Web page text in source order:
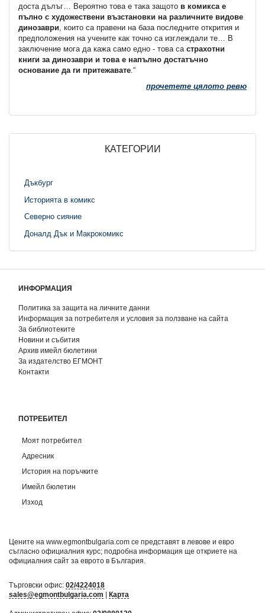
доста дълъг… Вероятно това е така защото в комикса е
пълно с художествени възстановки на различните видове
динозаври, които са правени на база последните открития и
предположения на учените как точно са изглеждали те… В
заключение мога да кажа само едно - това са страхотни
книги за динозаври и това е напълно достатъчно
основание да ги притежавате.“
прочетете цялото ревю
КАТЕГОРИИ
Дъкбург
Историята в комикс
Северно сияние
Доналд Дък и Макрокомикс
ИНФОРМАЦИЯ
Политика за защита на личните данни
Информация за потребителя и условия за ползване на сайта
За библиотеките
Новини и събития
Архив имейл бюлетини
За издателство ЕГМОНТ
Контакти
ПОТРЕБИТЕЛ
Моят потребител
Адресник
История на поръчките
Имейл бюлетин
Изход
Цените на www.egmontbulgaria.com се представят в левове и евро
съгласно официалния курс; подробна информация ще откриете на
официалния сайт за еврото в България
Търговски офис: 02/4224018
sales@egmontbulgaria.com
Карта